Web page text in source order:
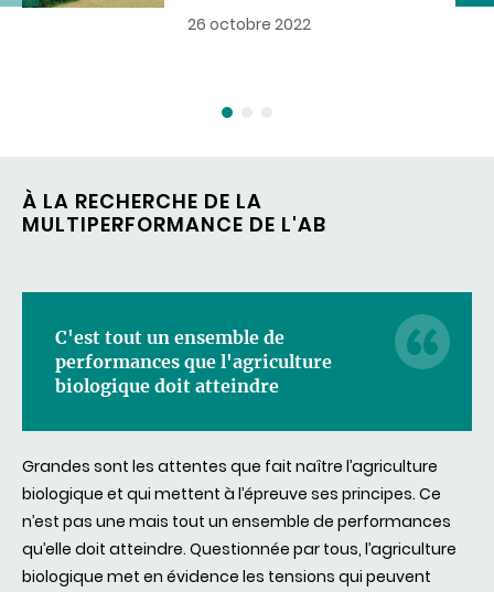
26 octobre 2022
À LA RECHERCHE DE LA
MULTIPERFORMANCE DE L'AB
C'est tout un ensemble de
performances que l'agriculture
biologique doit atteindre
Grandes sont les attentes que fait naître l’agriculture
biologique et qui mettent à l’épreuve ses principes. Ce
n’est pas une mais tout un ensemble de performances
qu’elle doit atteindre. Questionnée par tous, l’agriculture
biologique met en évidence les tensions qui peuvent